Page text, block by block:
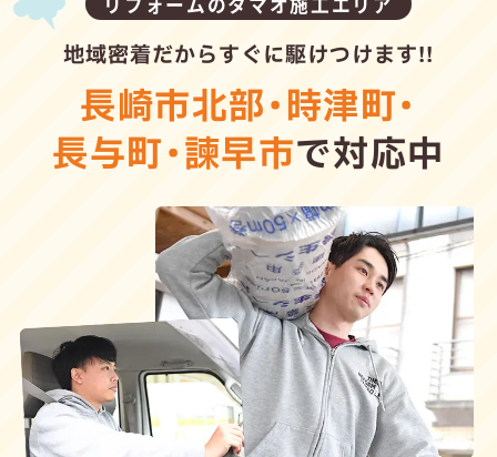
地域密着だからすぐに駆けつけます!!
長崎市北部・時津町・
長与町・諫早市で対応中